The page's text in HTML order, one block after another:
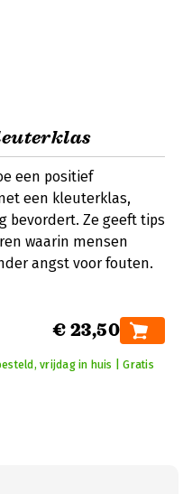
een positief
een kleuterklas,
bevordert. Ze geeft tips
waarin mensen
angst voor fouten.
€ 23,50
vrijdag in huis | Gratis